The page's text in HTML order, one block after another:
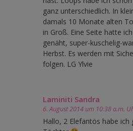
ganz unterschiedlich. In
damals 10 Monate alten
in Groß. Eine Seite hatte
genäht, super-kuschelig-
Herbst. Es werden mit
folgen. LG Ylvie
Laminiti Sandra
6. August 2014 um 10:38 a.m.
Hallo, 2 Elefantös habe